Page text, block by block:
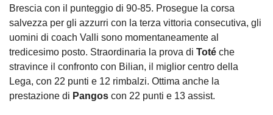
Brescia con il punteggio di 90-85. Prosegue la corsa
salvezza per gli azzurri con la terza vittoria consecutiva, gli
uomini di coach Valli sono momentaneamente al
tredicesimo posto. Straordinaria la prova di Toté che
stravince il confronto con Bilian, il miglior centro della
Lega, con 22 punti e 12 rimbalzi. Ottima anche la
prestazione di Pangos con 22 punti e 13 assist.